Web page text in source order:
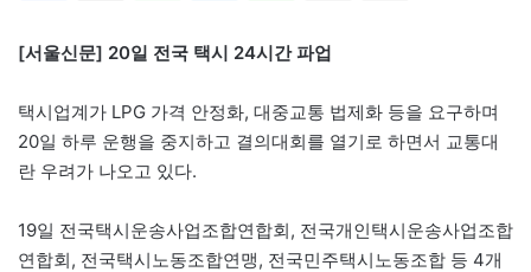
[서울신문] 20일 전국 택시 24시간 파업
택시업계가 LPG 가격 안정화, 대중교통 법제화 등을 요구하며
20일 하루 운행을 중지하고 결의대회를 열기로 하면서 교통대
란 우려가 나오고 있다.
19일 전국택시운송사업조합연합회, 전국개인택시운송사업조합
연합회, 전국택시노동조합연맹, 전국민주택시노동조합 등 4개